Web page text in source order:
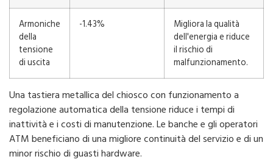
Armoniche
della
tensione
di uscita
-1.43%
Migliora la qualità
dell'energia e riduce
il rischio di
malfunzionamento.
Una tastiera metallica del chiosco con funzionamento a
regolazione automatica della tensione riduce i tempi di
inattività e i costi di manutenzione. Le banche e gli operatori
ATM beneficiano di una migliore continuità del servizio e di un
minor rischio di guasti hardware.